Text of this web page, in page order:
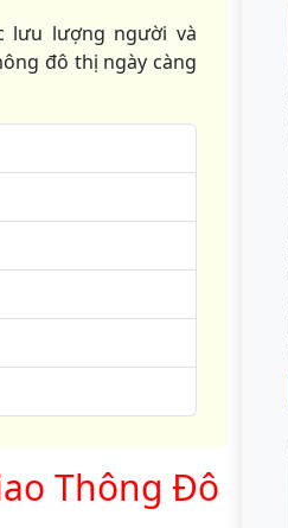
lưu lượng người và
đô thị ngày càng
Thông Đô